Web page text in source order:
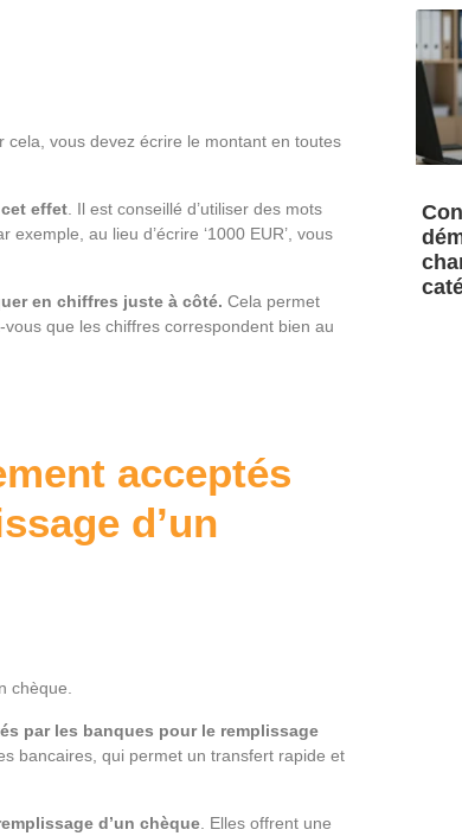
vous devez écrire le montant en toutes
effet . Il est conseillé d’utiliser des mots
au lieu d’écrire ‘1000 EUR’, vous
en chiffres juste à côté. Cela permet
que les chiffres correspondent bien au
acceptés
d’un
chèque.
par les banques pour le remplissage
bancaires, qui permet un transfert rapide et
d’un chèque . Elles offrent une